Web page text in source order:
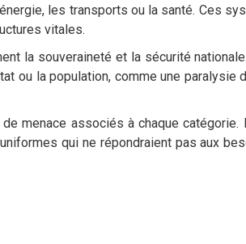
les transports ou la santé. Ces
vitales.
la souveraineté et la sécurité
ou la population, comme une paralysie
menace associés à chaque catégorie.
qui ne répondraient pas aux